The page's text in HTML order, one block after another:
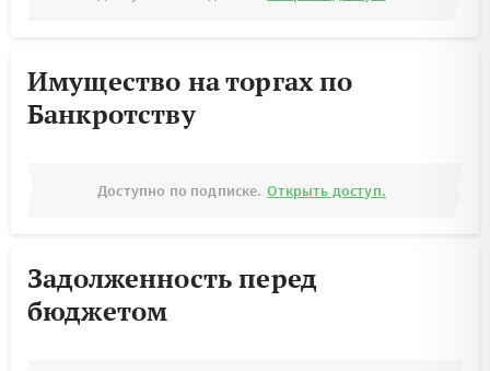
Имущество на торгах по
Банкротству
Доступно по подписке. Открыть доступ.
Задолженность перед
бюджетом